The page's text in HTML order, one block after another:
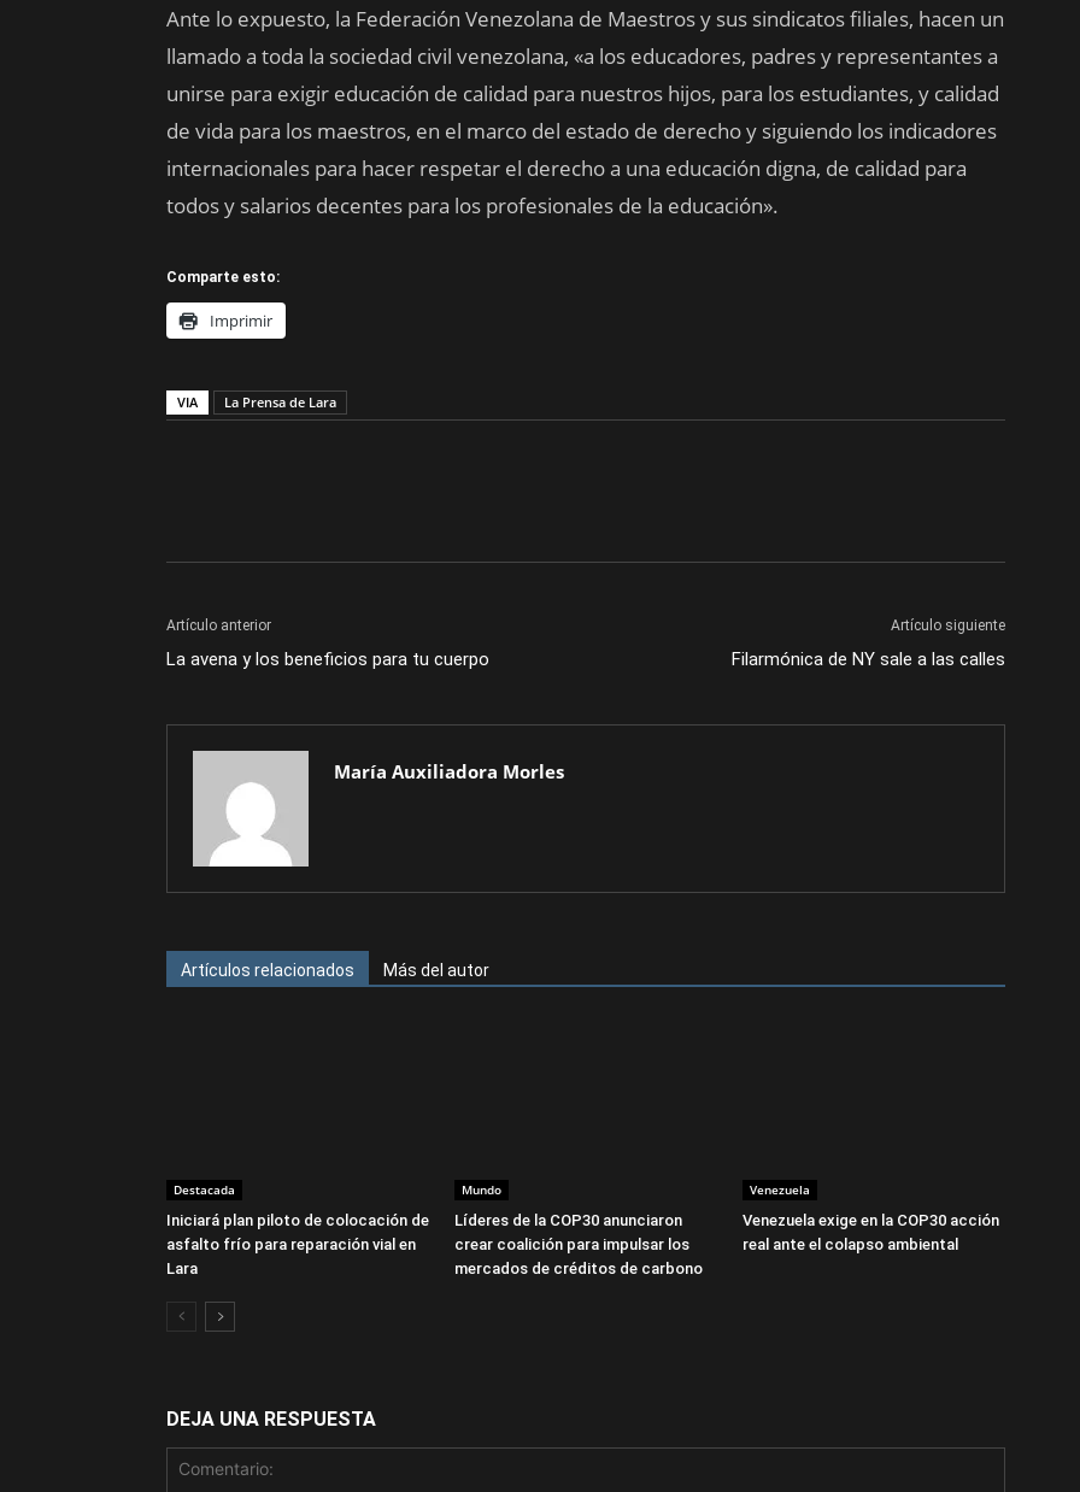
Ante lo expuesto, la Federación Venezolana de Maestros y sus sindicatos filiales, hacen un
llamado a toda la sociedad civil venezolana, «a los educadores, padres y representantes a
unirse para exigir educación de calidad para nuestros hijos, para los estudiantes, y calidad
de vida para los maestros, en el marco del estado de derecho y siguiendo los indicadores
internacionales para hacer respetar el derecho a una educación digna, de calidad para
todos y salarios decentes para los profesionales de la educación».
Comparte esto:
Imprimir
VIA La Prensa de Lara
Artículo anterior
La avena y los beneficios para tu cuerpo
Artículo siguiente
Filarmónica de NY sale a las calles
María Auxiliadora Morles
Artículos relacionados Más del autor
Destacada
Iniciará plan piloto de colocación de
asfalto frío para reparación vial en
Lara
Mundo
Líderes de la COP30 anunciaron
crear coalición para impulsar los
mercados de créditos de carbono
Venezuela
Venezuela exige en la COP30 acción
real ante el colapso ambiental
DEJA UNA RESPUESTA